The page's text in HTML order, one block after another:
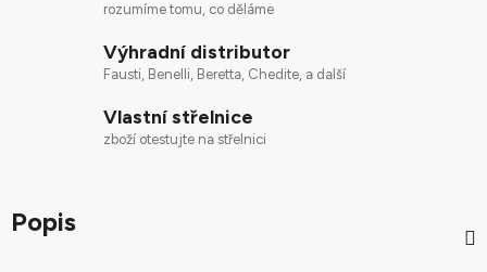
rozumíme tomu, co děláme
Výhradní distributor
Fausti, Benelli, Beretta, Chedite, a další
Vlastní střelnice
zboží otestujte na střelnici
Popis